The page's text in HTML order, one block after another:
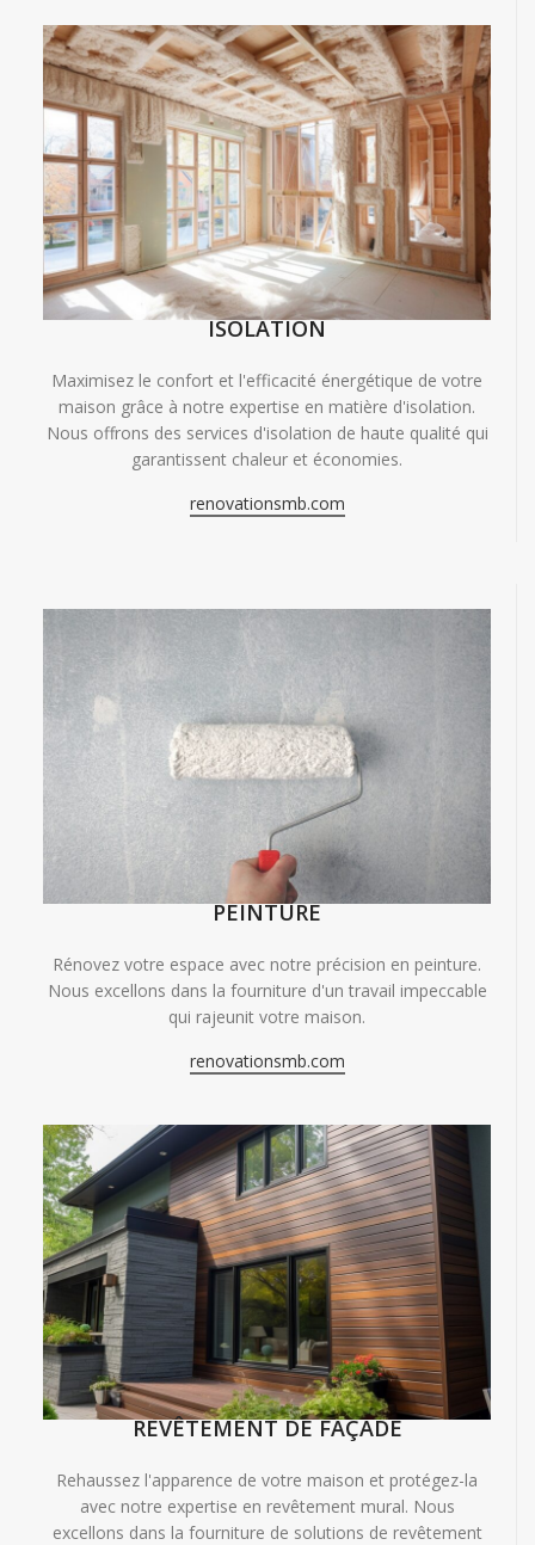
ISOLATION
Maximisez le confort et l'efficacité énergétique de votre
maison grâce à notre expertise en matière d'isolation.
Nous offrons des services d'isolation de haute qualité qui
garantissent chaleur et économies.
renovationsmb.com
PEINTURE
Rénovez votre espace avec notre précision en peinture.
Nous excellons dans la fourniture d'un travail impeccable
qui rajeunit votre maison.
renovationsmb.com
REVÊTEMENT DE FAÇADE
Rehaussez l'apparence de votre maison et protégez-la
avec notre expertise en revêtement mural. Nous
excellons dans la fourniture de solutions de revêtement